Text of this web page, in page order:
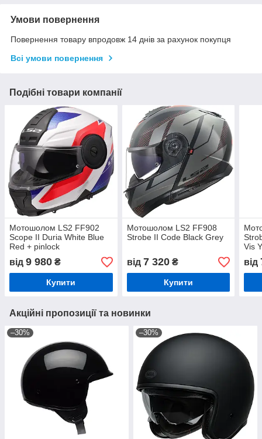
Умови повернення
Повернення товару впродовж 14 днів за рахунок покупця
Всі умови повернення
Подібні товари компанії
Мотошолом LS2 FF902
Scope II Duria White Blue
Red + pinlock
від 9 980 ₴
Купити
Мотошолом LS2 FF908
Strobe II Code Black Grey
від 7 320₴
Купити
Vis
від
Акційні пропозиції та новинки
–30% –30%